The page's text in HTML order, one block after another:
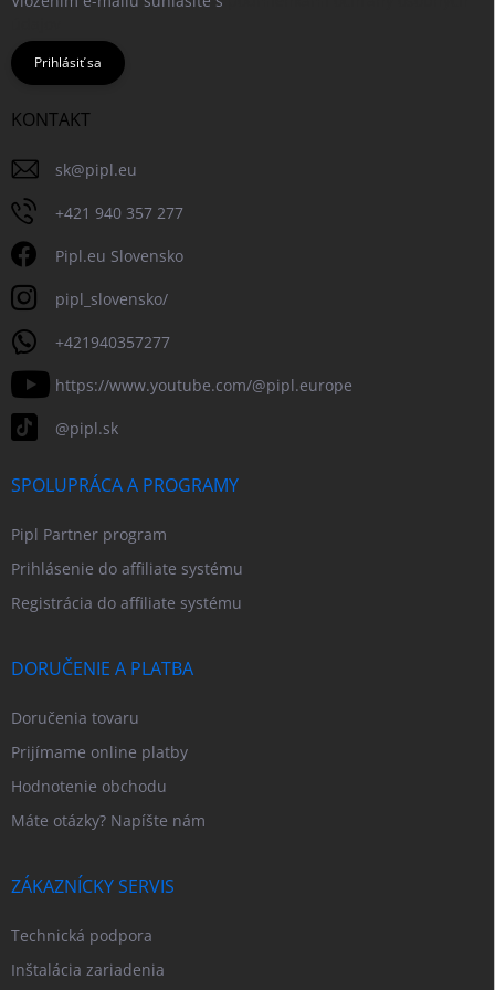
Prihlásiť sa
KONTAKT
sk@pipl.eu
+421 940 357 277
Pipl.eu Slovensko
pipl_slovensko/
+421940357277
https://www.youtube.com/@pipl.europe
@pipl.sk
SPOLUPRÁCA A PROGRAMY
Pipl Partner program
Prihlásenie do affiliate systému
Registrácia do affiliate systému
DORUČENIE A PLATBA
Doručenia tovaru
Prijímame online platby
Hodnotenie obchodu
Máte otázky? Napíšte nám
ZÁKAZNÍCKY SERVIS
Technická podpora
Inštalácia zariadenia